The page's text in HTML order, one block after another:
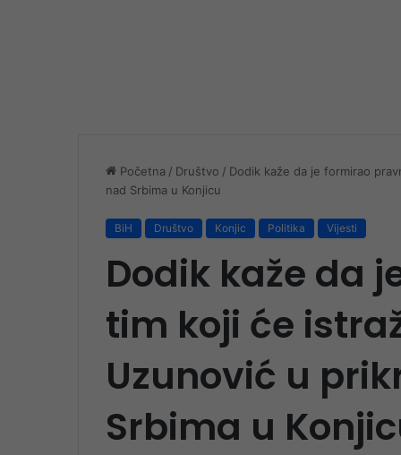
Početna / Društvo / Dodik kaže da je formirao
nad Srbima u Konjicu
BiH Društvo Konjic Politika Vijesti
Dodik kaže da
tim koji će
Uzunović u
Srbima u